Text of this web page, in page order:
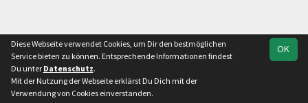
OK
Diese Webseite verwendet Cookies, um Dir den bestmöglichen
Service bieten zu können. Entsprechende Informationen findest
Du unter Datenschutz.
Mit der Nutzung der Webseite erklärst Du Dich mit der
Verwendung von Cookies einverstanden.